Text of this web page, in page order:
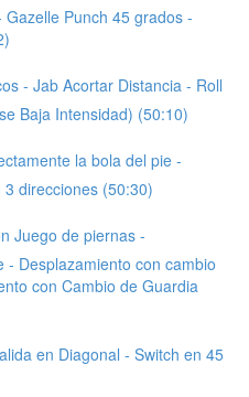
Punch 45 grados -
- Jab Acortar Distancia - Roll
Baja Intensidad) (50:10)
la bola del pie -
direcciones (50:30)
Juego de piernas -
- Desplazamiento con cambio
con Cambio de Guardia
en Diagonal - Switch en 45